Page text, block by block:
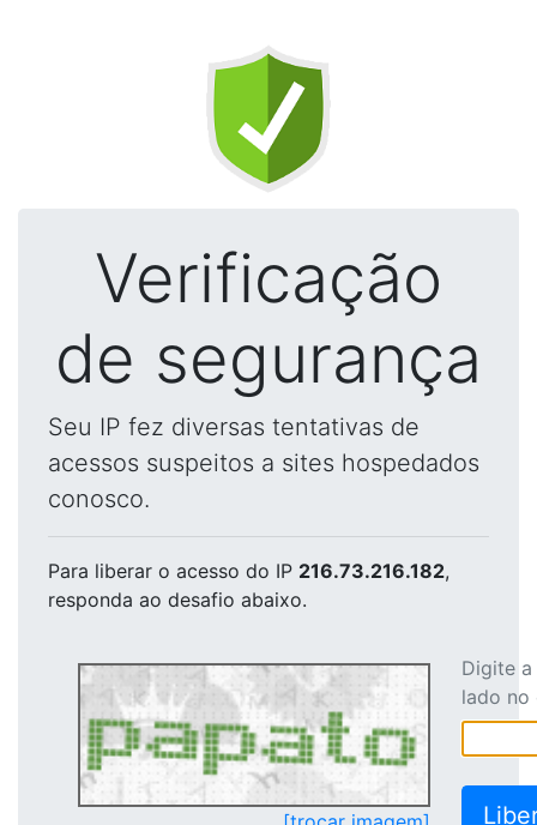
Verificação
de segurança
Seu IP fez diversas tentativas de
acessos suspeitos a sites hospedados
conosco.
Para liberar o acesso do IP 216.73.216.182,
responda ao desafio abaixo.
Digite
lado no